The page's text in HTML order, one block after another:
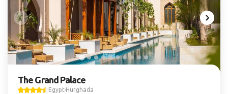
The Grand Palace
Egypt Hurghada